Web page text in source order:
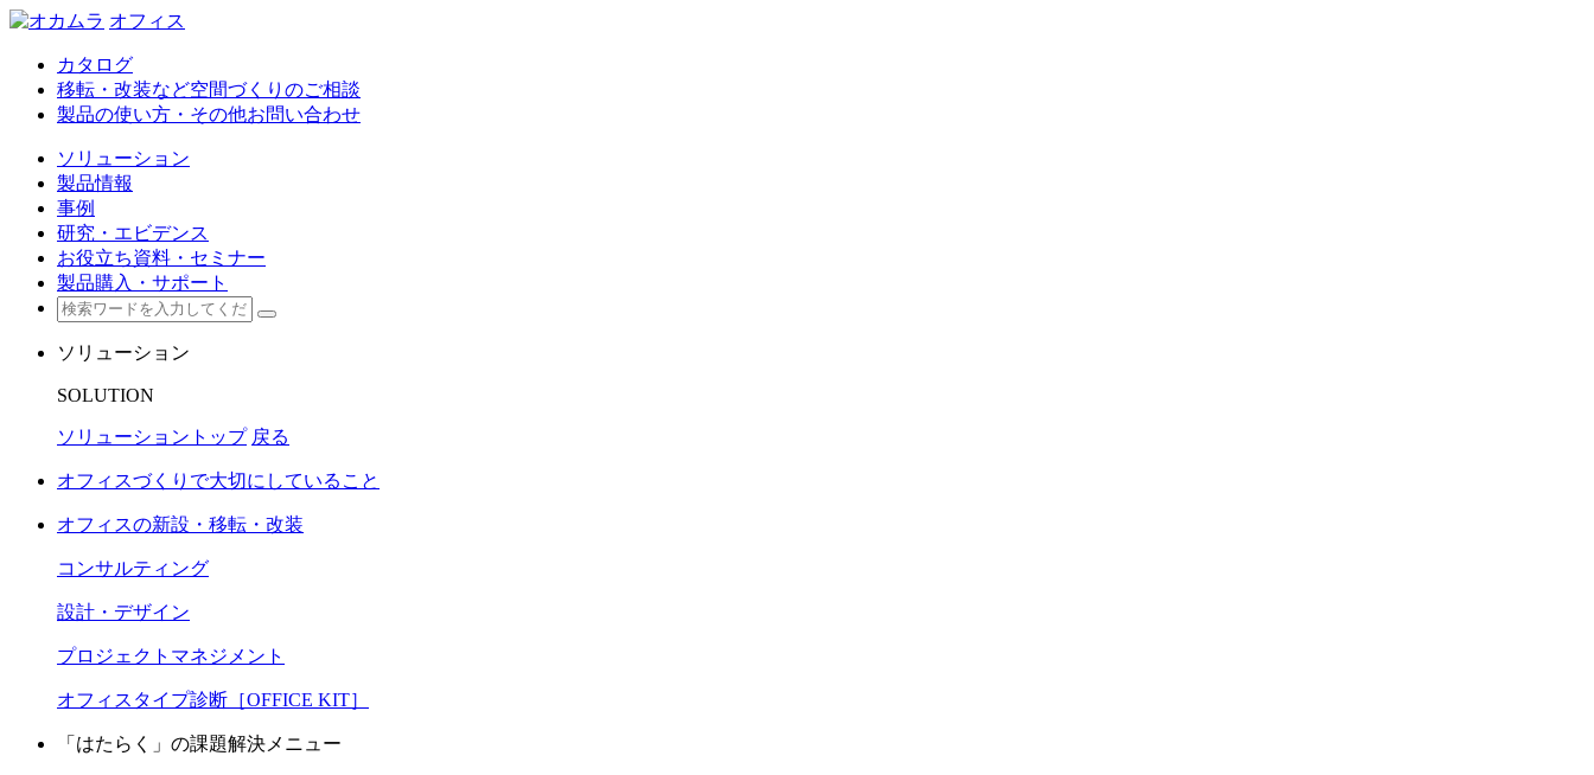
オフィス
カタログ
移転・改装など空間づくりのご相談
製品の使い方・その他お問い合わせ
ソリューション
製品情報
事例
研究・エビデンス
お役立ち資料・セミナー
製品購入・サポート
ソリューション
SOLUTION
ソリューショントップ 戻る
オフィスづくりで大切にしていること
オフィスの新設・移転・改装
コンサルティング
設計・デザイン
プロジェクトマネジメント
オフィスタイプ診断［OFFICE KIT］
「はたらく」の課題解決メニュー